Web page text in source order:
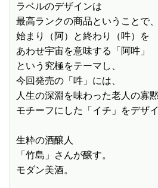
ラベルのデザインは
最高ランクの商品ということで、
始まり（阿）と終わり（吽）を
あわせ宇宙を意味する「阿吽」
という究極をテーマし、
今回発売の「吽」には、
人生の深淵を味わった老人の寡
モチーフにした「イチ」をデザイ
生粋の酒醸人
「竹島」さんが醸す。
モダン美酒。